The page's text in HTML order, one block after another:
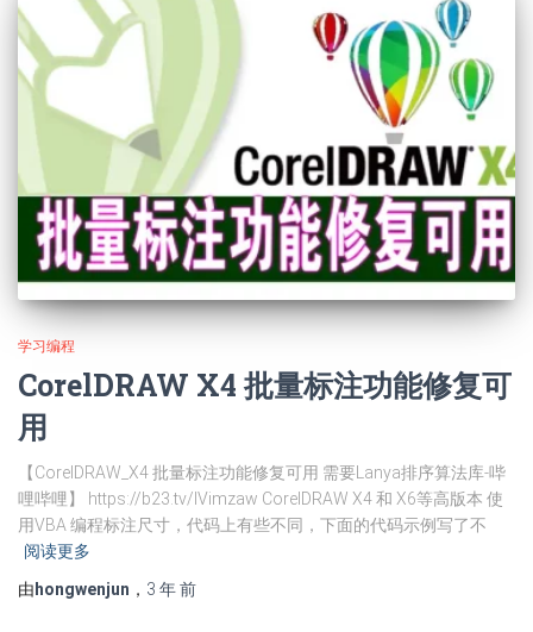
学习编程
CorelDRAW X4 批量标注功能修复可
用
【CorelDRAW_X4 批量标注功能修复可用 需要Lanya排序算法库-哔
哩哔哩】 https://b23.tv/IVimzaw CorelDRAW X4 和 X6等高版本 使
用VBA 编程标注尺寸，代码上有些不同，下面的代码示例写了不
阅读更多
由 hongwenjun ， 3 年前